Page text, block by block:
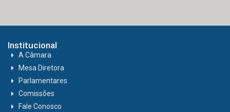
Institucional
A Câmara
Mesa Diretora
Parlamentares
Comissões
Fale Conosco